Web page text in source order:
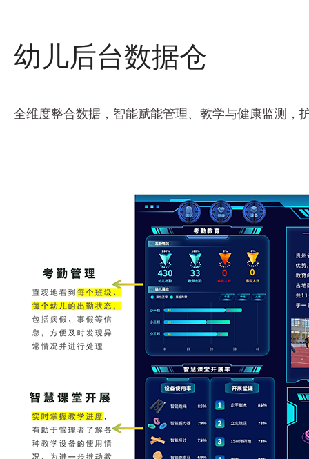
幼儿后台数据仓
全维度整合数据，智能赋能管理、教学与健康监测，